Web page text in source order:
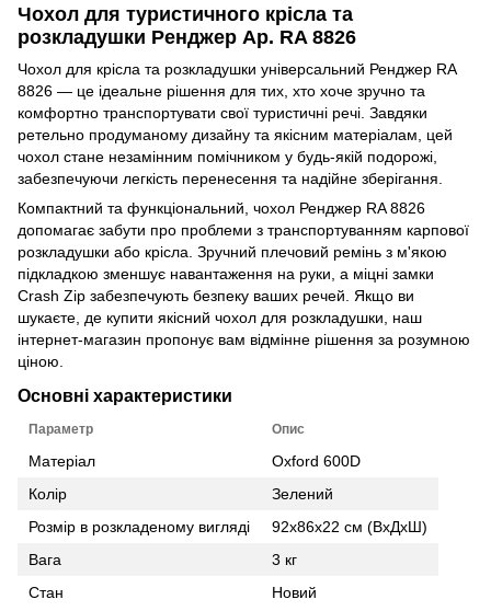
Чохол для туристичного крісла та
розкладушки Ренджер Ар. RA 8826
Чохол для крісла та розкладушки універсальний Ренджер RA
8826 — це ідеальне рішення для тих, хто хоче зручно та
комфортно транспортувати свої туристичні речі. Завдяки
ретельно продуманому дизайну та якісним матеріалам, цей
чохол стане незамінним помічником у будь-якій подорожі,
забезпечуючи легкість перенесення та надійне зберігання.
Компактний та функціональний, чохол Ренджер RA 8826
допомагає забути про проблеми з транспортуванням карпової
розкладушки або крісла. Зручний плечовий ремінь з м'якою
підкладкою зменшує навантаження на руки, а міцні замки
Crash Zip забезпечують безпеку ваших речей. Якщо ви
шукаєте, де купити якісний чохол для розкладушки, наш
інтернет-магазин пропонує вам відмінне рішення за розумною
ціною.
Основні характеристики
Параметр Опис
Матеріал
Oxford 600D
Колір
Зелений
Розмір в розкладеному вигляді
92х86х22 см (ВхДхШ)
Вага
3 кг
Стан
Новий